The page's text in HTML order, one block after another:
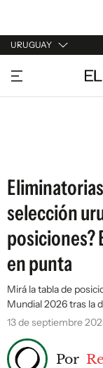
URUGUAY
URUGUAY
ARGENTINA
selección
posiciones?
en punta
Mirá la tabla de
Mundial 2026 tras la
13 de septiembre
Por